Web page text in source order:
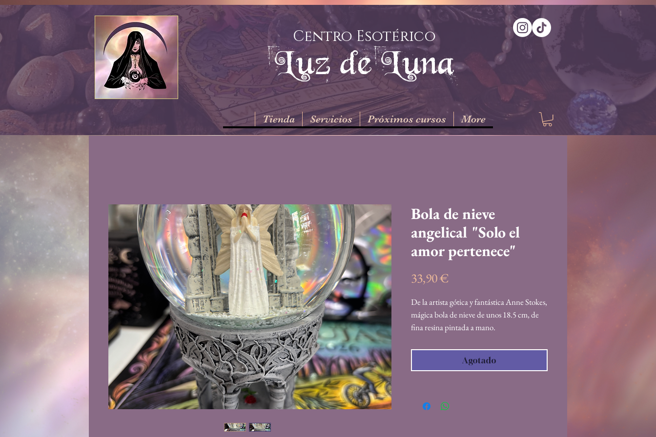
Centro Esotérico
Luz de Luna
Tienda Servicios Próximos cursos More
Bola de nieve
angelical "Solo el
amor pertenece"
33,90 €
De la artista gótica y fantástica Anne Stokes,
mágica bola de nieve de unos 18.5 cm, de
fina resina pintada a mano.
Agotado